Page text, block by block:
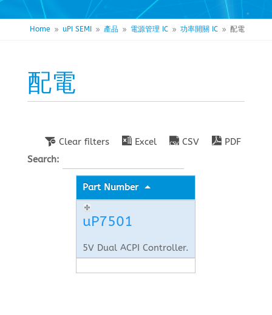
Home 9 uPI SEMI 9 產品 9 電源管理 IC 9 功率開關 IC 9 配電
配電
Clear filters Excel CSV
PDF
Search:
Part Number
uP7501
5V Dual ACPI Controller.